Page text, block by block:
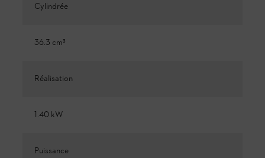
Cylindrée
36.3 cm³
Réalisation
1.40 kW
Puissance